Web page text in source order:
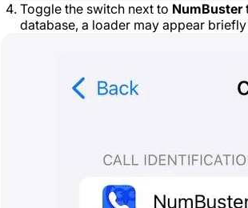
Toggle the switch next to NumBuster
database, a loader may appear